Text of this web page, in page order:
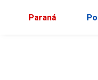
Paraná